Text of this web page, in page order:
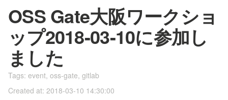
OSS Gate大阪ワークショ
ップ2018-03-10に参加し
ました
Tags: event, oss-gate, gitlab
Created at: 2018-03-10 14:30:00